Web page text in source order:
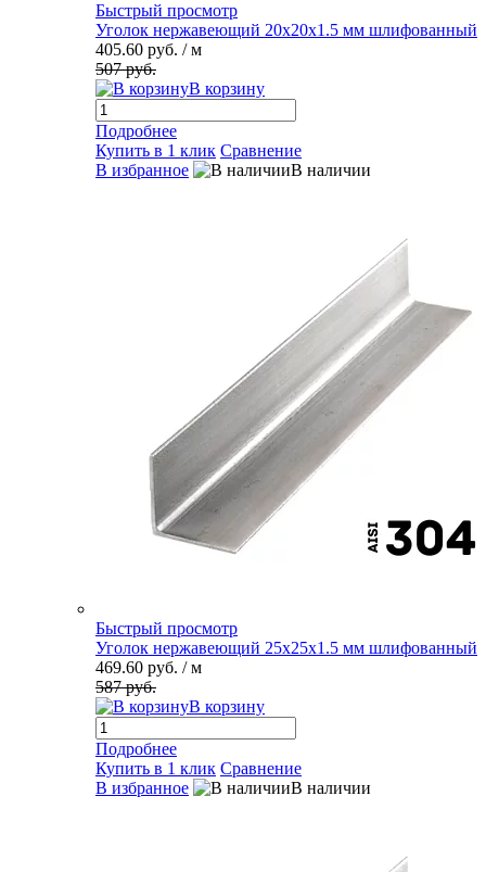
Быстрый просмотр
Уголок нержавеющий 20х20х1.5 мм шлифованный
405.60 руб. / м
507 руб.
В корзину
Подробнее
Купить в 1 клик Сравнение
В избранное
В наличии
Быстрый просмотр
Уголок нержавеющий 25х25х1.5 мм шлифованный
469.60 руб. / м
587 руб.
В корзину
Подробнее
Купить в 1 клик Сравнение
В избранное
В наличии